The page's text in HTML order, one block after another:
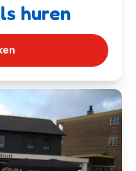
huren